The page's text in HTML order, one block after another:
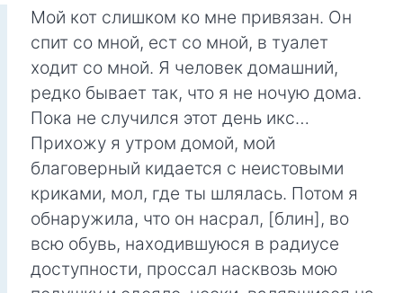
Мой кот слишком ко мне привязан. Он
спит со мной, ест со мной, в туалет
ходит со мной. Я человек домашний,
редко бывает так, что я не ночую дома.
Пока не случился этот день икс…
Прихожу я утром домой, мой
благоверный кидается с неистовыми
криками, мол, где ты шлялась. Потом я
обнаружила, что он насрал, [блин], во
всю обувь, находившуюся в радиусе
доступности, проссал насквозь мою